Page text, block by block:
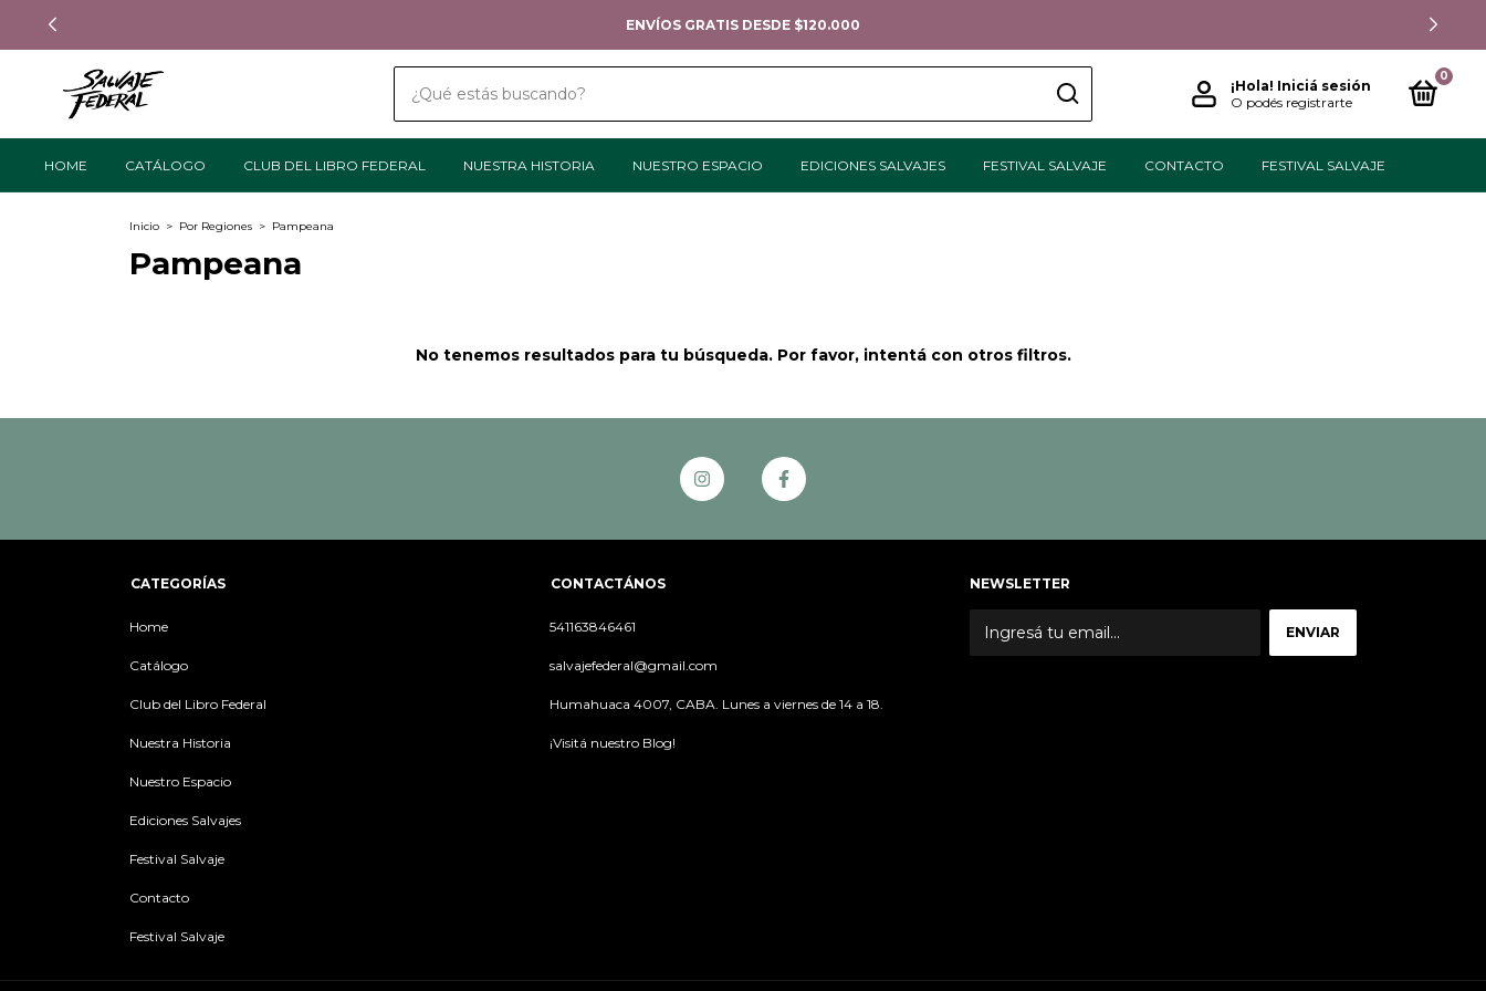
ENVÍOS GRATIS DESDE $120.000
¡Hola! Iniciá sesión
O podés registrarte
0
HOME CATÁLOGO CLUB DEL LIBRO FEDERAL NUESTRA HISTORIA NUESTRO ESPACIO EDICIONES SALVAJES FESTIVAL SALVAJE CONTACTO FESTIVAL SALVAJE
Inicio > Por Regiones > Pampeana
Pampeana
No tenemos resultados para tu búsqueda. Por favor, intentá con otros filtros.
CATEGORÍAS
Home
Catálogo
Club del Libro Federal
Nuestra Historia
Nuestro Espacio
Ediciones Salvajes
Festival Salvaje
Contacto
Festival Salvaje
CONTACTÁNOS
541163846461
salvajefederal@gmail.com
Humahuaca 4007, CABA. Lunes a viernes de 14 a 18.
¡Visitá nuestro Blog!
NEWSLETTER